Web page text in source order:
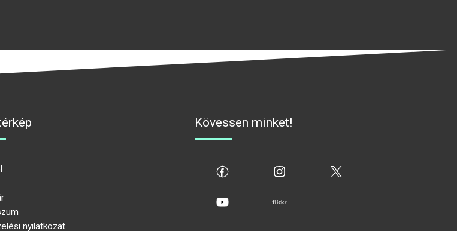
nyilatkozat
Kövessen minket!
flickr